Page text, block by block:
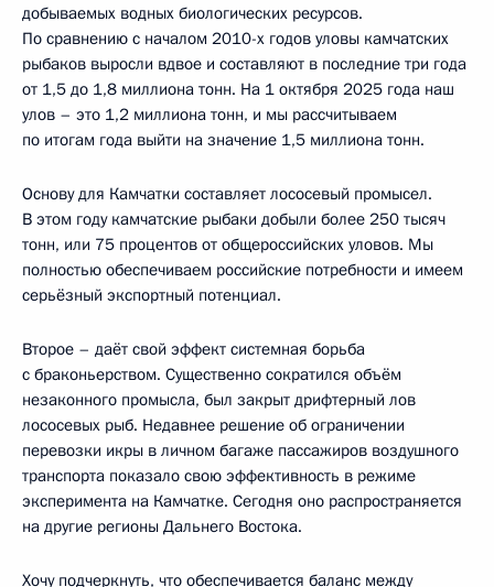
добываемых водных биологических ресурсов.
По сравнению с началом 2010-х годов уловы камчатских
рыбаков выросли вдвое и составляют в последние три года
от 1,5 до 1,8 миллиона тонн. На 1 октября 2025 года наш
улов – это 1,2 миллиона тонн, и мы рассчитываем
по итогам года выйти на значение 1,5 миллиона тонн.
Основу для Камчатки составляет лососевый промысел.
В этом году камчатские рыбаки добыли более 250 тысяч
тонн, или 75 процентов от общероссийских уловов. Мы
полностью обеспечиваем российские потребности и имеем
серьёзный экспортный потенциал.
Второе – даёт свой эффект системная борьба
с браконьерством. Существенно сократился объём
незаконного промысла, был закрыт дрифтерный лов
лососевых рыб. Недавнее решение об ограничении
перевозки икры в личном багаже пассажиров воздушного
транспорта показало свою эффективность в режиме
эксперимента на Камчатке. Сегодня оно распространяется
на другие регионы Дальнего Востока.
Хочу подчеркнуть, что обеспечивается баланс между